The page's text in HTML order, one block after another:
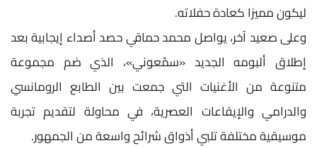
ليكون مميزا كعادة حفلاته.
وعلى صعيد آخر، يواصل محمد حماقي حصد أصداء إيجابية بعد
إطلاق ألبومه الجديد «سمّعوني»، الذي ضم مجموعة
متنوعة من الأغنيات التي جمعت بين الطابع الرومانسي
والدرامي والإيقاعات العصرية، في محاولة لتقديم تجربة
موسيقية مختلفة تلبي أذواق شرائح واسعة من الجمهور.